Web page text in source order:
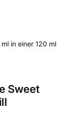
in einer 120 ml
Sweet